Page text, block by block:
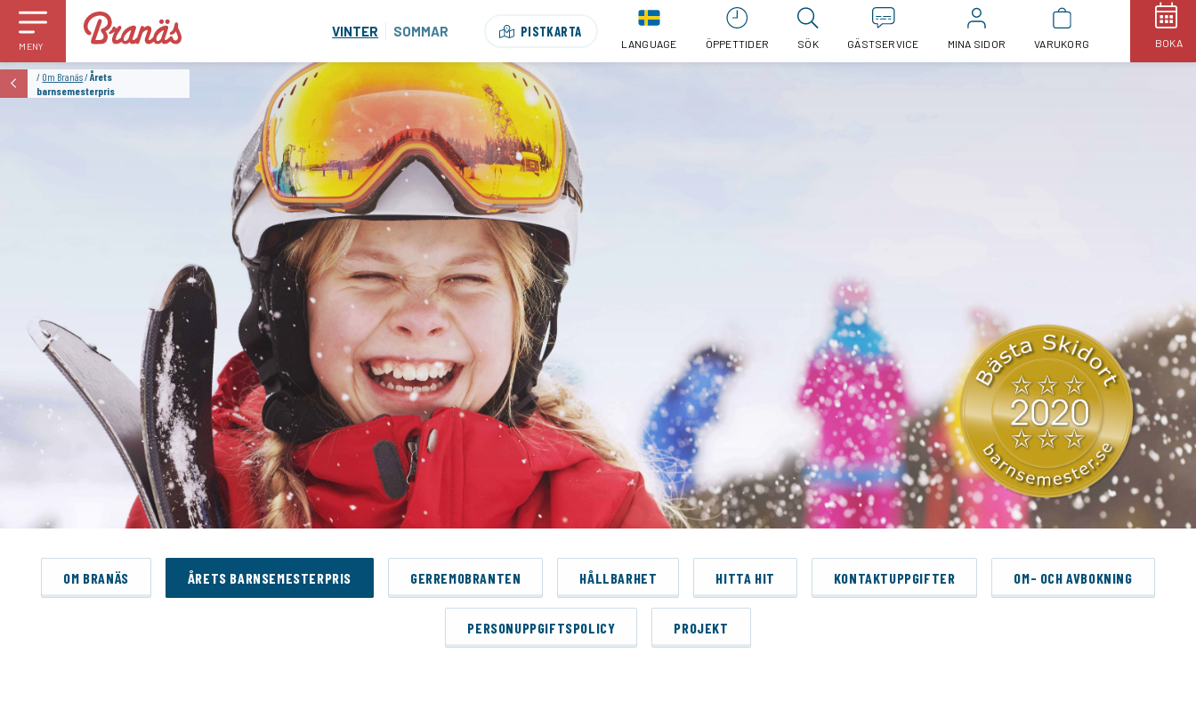
MENY
/ Om Branäs/Årets
barnsemesterpris
VINTER SOMMAR PISTKARTA
LANGUAGE ÖPPETTIDER SÖK GÄSTSERVICE MINA SIDOR VARUKORG BOKA
OM BRANÄS ÅRETS BARNSEMESTERPRIS GERREMOBRANTEN HÅLLBARHET HITTA HIT KONTAKTUPPGIFTER OM- OCH AVBOKNING
PERSONUPPGIFTSPOLICY PROJEKT